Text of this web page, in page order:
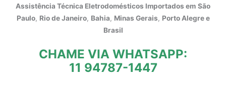
Assistência Técnica Eletrodomésticos Importados em São
Paulo, Rio de Janeiro, Bahia, Minas Gerais, Porto Alegre e
Brasil
CHAME VIA WHATSAPP:
11 94787-1447